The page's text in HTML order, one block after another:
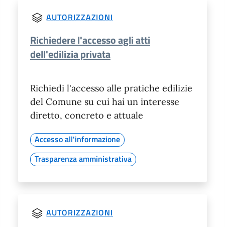
AUTORIZZAZIONI
Richiedere l'accesso agli atti
dell'edilizia privata
Richiedi l'accesso alle pratiche edilizie
del Comune su cui hai un interesse
diretto, concreto e attuale
Accesso all'informazione
Trasparenza amministrativa
AUTORIZZAZIONI